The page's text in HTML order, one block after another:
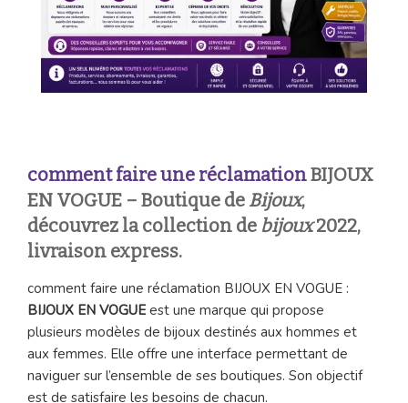
comment faire une réclamationBIJOUX
EN VOGUE – Boutique de Bijoux,
découvrez la collection de bijoux2022,
livraison express.
comment faire une réclamation BIJOUX EN VOGUE :
BIJOUX EN VOGUEest une marque qui propose
plusieurs modèles de bijoux destinés aux hommes et
aux femmes. Elle offre une interface permettant de
naviguer sur l’ensemble de ses boutiques. Son objectif
est de satisfaire les besoins de chacun.